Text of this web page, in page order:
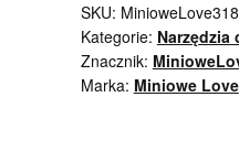
SKU: MinioweLove318
Kategorie: Narzędzia
Znacznik:
Marka: Miniowe Love